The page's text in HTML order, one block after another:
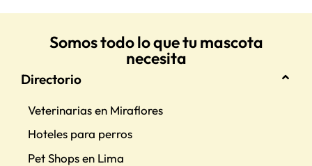
Somos todo lo que tu mascota
necesita
Directorio
Veterinarias en Miraflores
Hoteles para perros
Pet Shops en Lima